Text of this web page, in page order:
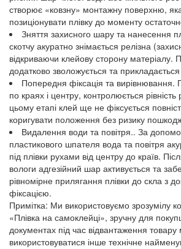
створює «ковзну» монтажну поверхню,
позиціонувати плівку до моменту
Зняття захисного шару та нанесення
скотчу акуратно знімається релізна
відкриваючи клейову сторону матеріалу.
додатково зволожується та
Попередня фіксація та вирівнювання.
по краях і центру, контролюється
цьому етапі клей ще не фіксується
коригувати положення без ризику
Видалення води та повітря.. За
пластикового шпателя вода та повітря
під плівки рухами від центру до країв.
вологи адгезійний шар активується та
рівномірне прилягання плівки до скла з
фіксацією.
Примітка: Ми використовуємо зрозумілу
«Плівка на самоклейці», зручну для
документах під час відвантаження
використовуватися інше технічне